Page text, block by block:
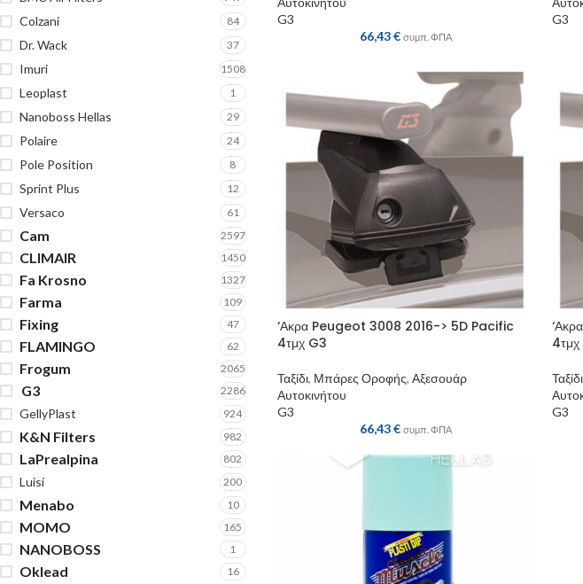
Colzani 84
Dr. Wack 37
Imuri 1508
Leoplast 1
Nanoboss Hellas 29
Polaire 24
Pole Position 8
Sprint Plus 12
Versaco 61
Cam 2597
CLIMAIR 1450
Fa Krosno 1327
Farma 109
Fixing 47
FLAMINGO 62
Frogum 2065
G3 2286
GellyPlast 924
K&N Filters 982
LaPrealpina 802
Luisi 200
Menabo 10
MOMO 165
NANOBOSS 1
Oklead 16
G3
66,43€ συμπ. ΦΠΑ
G3
‘Ακρα Peugeot 3008 2016-> 5D Pacific
4τμχ G3
Ταξίδι, Μπάρες Οροφής, Αξεσουάρ
Αυτοκινήτου
G3
66,43€ συμπ. ΦΠΑ
Ταξίδι
G3